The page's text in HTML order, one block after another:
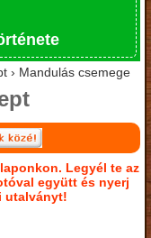
› Mandulás csemege
Legyél te az
együtt és nyerj
utalványt!